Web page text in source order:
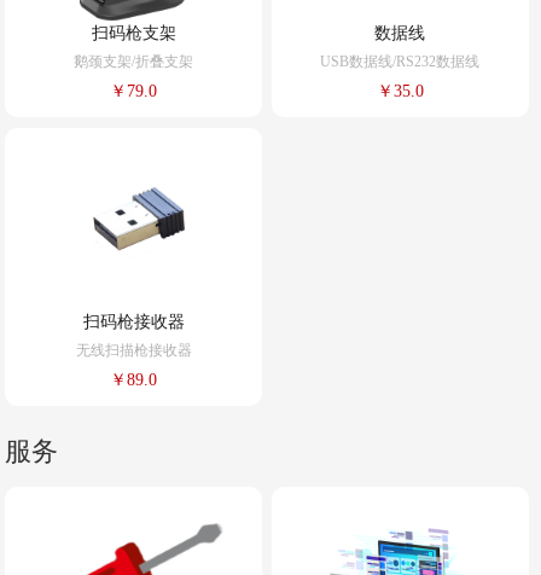
扫码枪支架
鹅颈支架/折叠支架
￥79.0
数据线
USB数据线/RS232数据线
￥35.0
扫码枪接收器
无线扫描枪接收器
￥89.0
服务